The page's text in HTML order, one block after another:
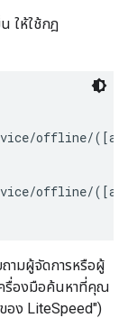
ให้ใช้กฎ
offline/([a-
offline/
ามผู้จัดการหรือผู้
ครื่องมือค้นหาที่คุณ
อง LiteSpeed")